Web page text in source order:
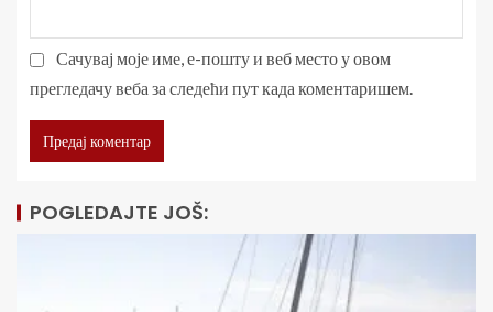
Сачувај моје име, е-пошту и веб место у овом
прегледачу веба за следећи пут када коментаришем.
POGLEDAJTE JOŠ: